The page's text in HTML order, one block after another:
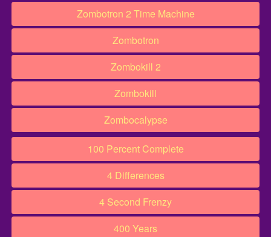
Zombotron 2 Time Machine
Zombotron
Zombokill 2
Zombokill
Zombocalypse
100 Percent Complete
4 Differences
4 Second Frenzy
400 Years